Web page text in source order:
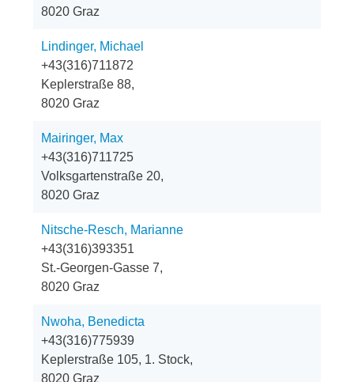
8020 Graz
Lindinger, Michael
+43(316)711872
Keplerstraße 88,
8020 Graz
Mairinger, Max
+43(316)711725
Volksgartenstraße 20,
8020 Graz
Nitsche-Resch, Marianne
+43(316)393351
St.-Georgen-Gasse 7,
8020 Graz
Nwoha, Benedicta
+43(316)775939
Keplerstraße 105, 1. Stock,
8020 Graz